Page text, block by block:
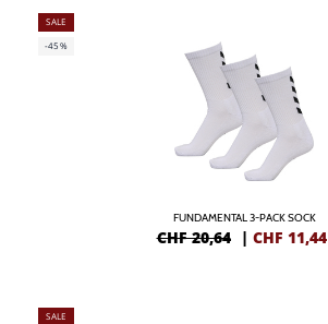
SALE
-45%
FUNDAMENTAL 3-PACK SOCK
CHF 20,64 | CHF 11,44
SALE